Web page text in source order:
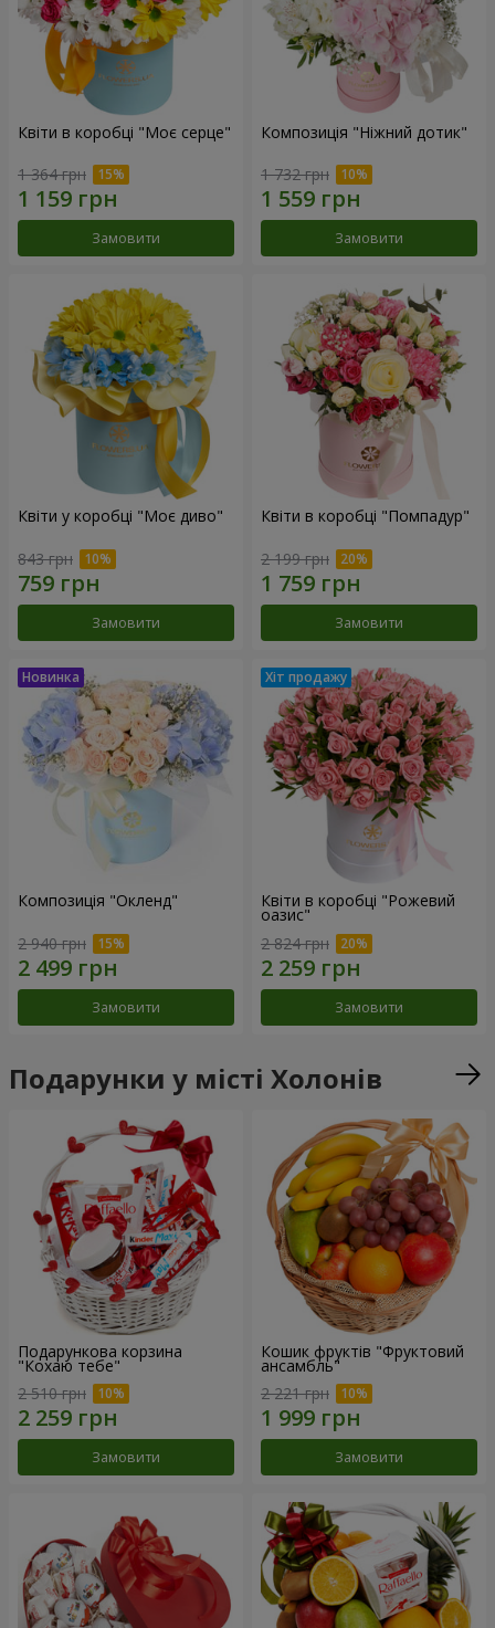
Квіти в коробці "Моє серце"
1 364 грн
Замовити
Композиція "Ніжний дотик"
1 732 грн
Замовити
Квіти у коробці "Моє диво"
843 грн
Замовити
Квіти в коробці "Помпадур"
2 199 грн
Замовити
Композиція "Окленд"
2 940 грн
Замовити
Квіти в коробці "Рожевий
оазис"
2 824 грн
Замовити
Подарунки у місті Холонів
Подарункова корзина
"Кохаю тебе"
2 510 грн
Замовити
Кошик фруктів "Фруктовий
ансамбль"
2 221 грн
Замовити